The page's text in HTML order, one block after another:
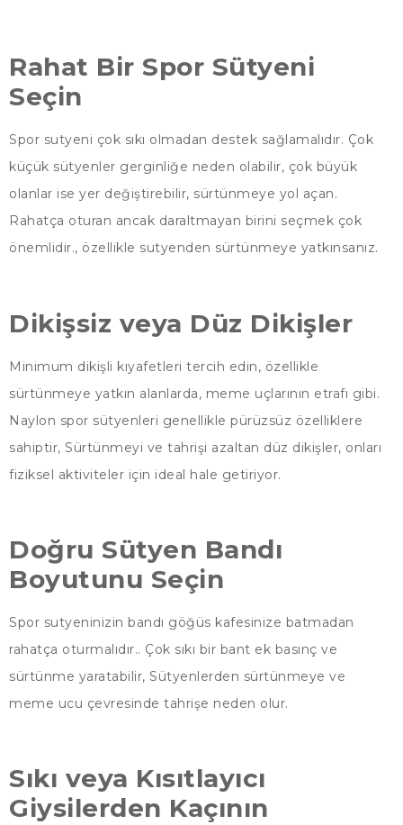
Rahat Bir Spor Sütyeni
Seçin
Spor sutyeni çok sıkı olmadan destek sağlamalıdır. Çok
küçük sütyenler gerginliğe neden olabilir, çok büyük
olanlar ise yer değiştirebilir, sürtünmeye yol açan.
Rahatça oturan ancak daraltmayan birini seçmek çok
önemlidir., özellikle sutyenden sürtünmeye yatkınsanız.
Dikişsiz veya Düz Dikişler
Minimum dikişli kıyafetleri tercih edin, özellikle
sürtünmeye yatkın alanlarda, meme uçlarının etrafı gibi.
Naylon spor sütyenleri genellikle pürüzsüz özelliklere
sahiptir, Sürtünmeyi ve tahrişi azaltan düz dikişler, onları
fiziksel aktiviteler için ideal hale getiriyor.
Doğru Sütyen Bandı
Boyutunu Seçin
Spor sutyeninizin bandı göğüs kafesinize batmadan
rahatça oturmalıdır.. Çok sıkı bir bant ek basınç ve
sürtünme yaratabilir, Sütyenlerden sürtünmeye ve
meme ucu çevresinde tahrişe neden olur.
Sıkı veya Kısıtlayıcı
Giysilerden Kaçının